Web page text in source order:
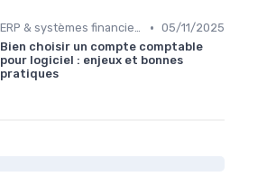
ERP & systèmes financiers • 05/11/2025
Bien choisir un compte comptable
pour logiciel : enjeux et bonnes
pratiques